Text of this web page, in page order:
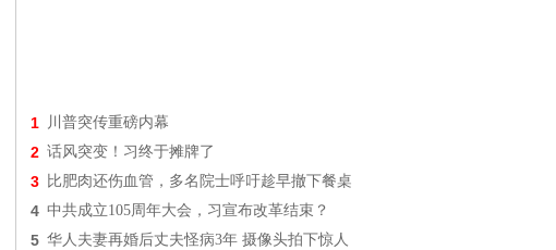
1 川普突传重磅内幕
2 话风突变！习终于摊牌了
3 比肥肉还伤血管，多名院士呼吁趁早撤下餐桌
4 中共成立105周年大会，习宣布改革结束？
5 华人夫妻再婚后丈夫怪病3年 摄像头拍下惊人